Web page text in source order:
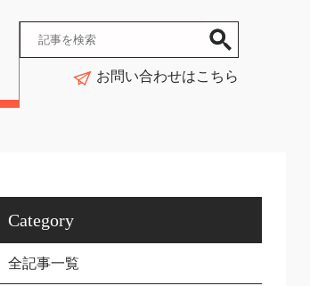
お問い合わせはこちら
Category
全記事一覧